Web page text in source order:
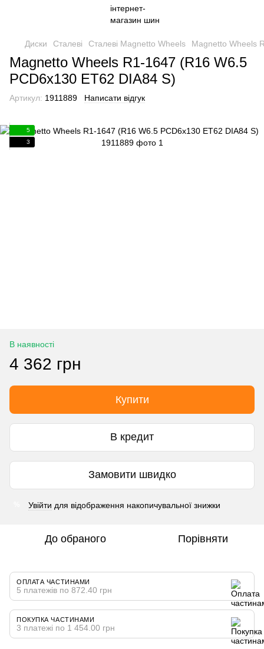
Диски Сталеві Сталеві Magnetto Wheels Magnetto Wheels
Magnetto Wheels R1-1647 (R16 W6.5
PCD6x130 ET62 DIA84 S)
Артикул: 1911889 Написати відгук
5
3
В наявності
4 362 грн
Купити
В кредит
Замовити швидко
Увійти для відображення накопичувальної знижки
До обраного Порівняти
ОПЛАТА ЧАСТИНАМИ
5 платежів по 872.40 грн
ПОКУПКА ЧАСТИНАМИ
3 платежі по 1 454.00 грн